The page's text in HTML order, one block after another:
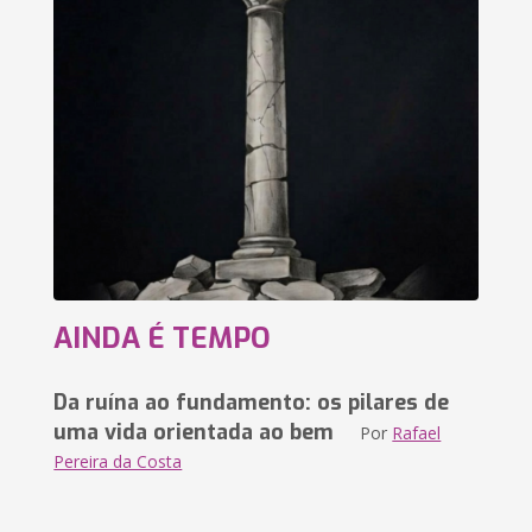
AINDA É TEMPO
Da ruína ao fundamento: os pilares de
uma vida orientada ao bem Por Rafael
Pereira da Costa